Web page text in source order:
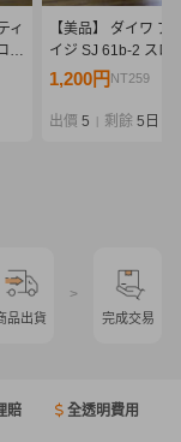
ィ
ー
【美品】 ダイワ ア
イジ SJ 61b-2 スロ
ギング ジギングロ
1,200円 NT259
出價 5 剩餘 5日
品出貨
>
完成交易
賠 全透明費用